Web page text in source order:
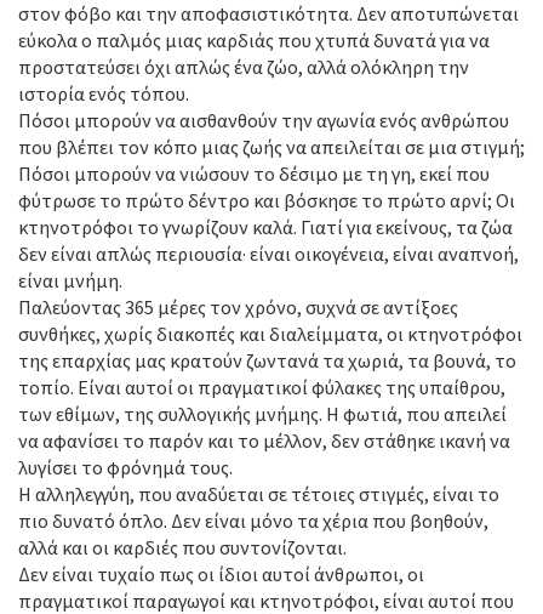
στον φόβο και την αποφασιστικότητα. Δεν αποτυπώνεται
εύκολα ο παλμός μιας καρδιάς που χτυπά δυνατά για να
προστατεύσει όχι απλώς ένα ζώο, αλλά ολόκληρη την
ιστορία ενός τόπου.
Πόσοι μπορούν να αισθανθούν την αγωνία ενός ανθρώπου
που βλέπει τον κόπο μιας ζωής να απειλείται σε μια στιγμή;
Πόσοι μπορούν να νιώσουν το δέσιμο με τη γη, εκεί που
φύτρωσε το πρώτο δέντρο και βόσκησε το πρώτο αρνί; Οι
κτηνοτρόφοι το γνωρίζουν καλά. Γιατί για εκείνους, τα ζώα
δεν είναι απλώς περιουσία· είναι οικογένεια, είναι αναπνοή,
είναι μνήμη.
Παλεύοντας 365 μέρες τον χρόνο, συχνά σε αντίξοες
συνθήκες, χωρίς διακοπές και διαλείμματα, οι κτηνοτρόφοι
της επαρχίας μας κρατούν ζωντανά τα χωριά, τα βουνά, το
τοπίο. Είναι αυτοί οι πραγματικοί φύλακες της υπαίθρου,
των εθίμων, της συλλογικής μνήμης. Η φωτιά, που απειλεί
να αφανίσει το παρόν και το μέλλον, δεν στάθηκε ικανή να
λυγίσει το φρόνημά τους.
Η αλληλεγγύη, που αναδύεται σε τέτοιες στιγμές, είναι το
πιο δυνατό όπλο. Δεν είναι μόνο τα χέρια που βοηθούν,
αλλά και οι καρδιές που συντονίζονται.
Δεν είναι τυχαίο πως οι ίδιοι αυτοί άνθρωποι, οι
πραγματικοί παραγωγοί και κτηνοτρόφοι, είναι αυτοί που